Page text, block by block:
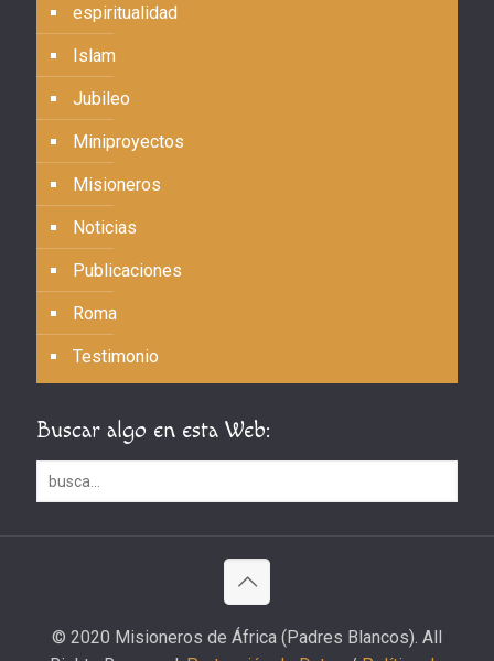
espiritualidad
Islam
Jubileo
Miniproyectos
Misioneros
Noticias
Publicaciones
Roma
Testimonio
Buscar algo en esta Web:
© 2020 Misioneros de África (Padres Blancos). All